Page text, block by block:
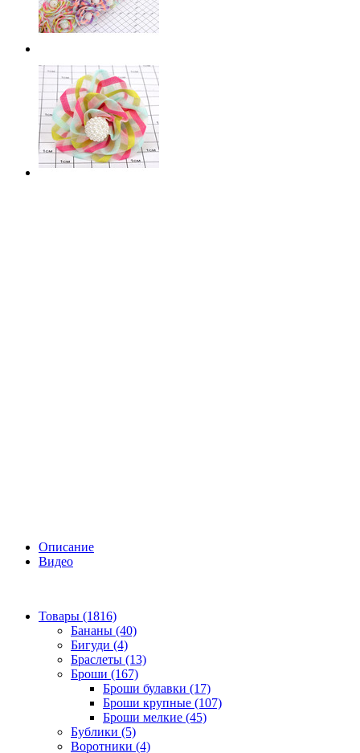
Описание
Видео
Товары (1816)
Бананы (40)
Бигуди (4)
Браслеты (13)
Броши (167)
Броши булавки (17)
Броши крупные (107)
Броши мелкие (45)
Бублики (5)
Воротники (4)